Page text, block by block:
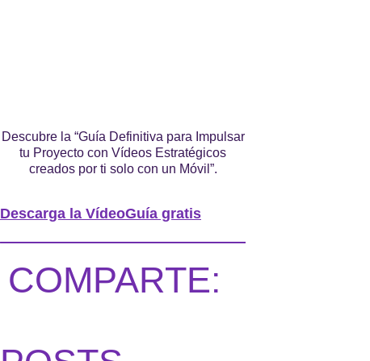
Descubre la “Guía Definitiva para Impulsar
tu Proyecto con Vídeos Estratégicos
creados por ti solo con un Móvil”.
Descarga la VídeoGuía gratis
COMPARTE: